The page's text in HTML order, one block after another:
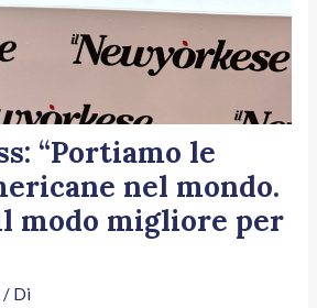
“Portiamo le
nel mondo.
modo migliore per
/ Di